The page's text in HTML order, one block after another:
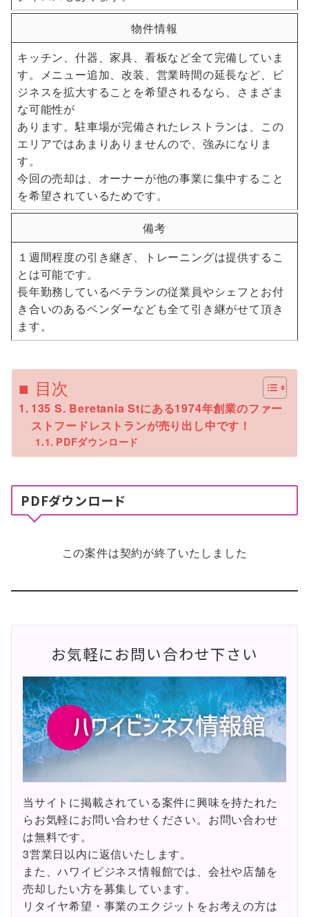
物件情報
キッチン、什器、家具、看板など全て完備していま
す。メニュー追加、改装、営業時間の延長など、ビ
ジネスを拡大することを希望されるなら、さまざま
な可能性が
あります。駐車場が完備されたレストランは、この
エリアではあまりありませんので、強みになりま
す。
今回の売却は、オーナーが他の事業に集中すること
を希望されているためです。
備考
１週間程度の引き継ぎ、トレーニングは提供するこ
とは可能です。
長年勤務しているベテランの従業員やシェフとお付
き合いのあるベンダーなども全て引き継がせて頂き
ます。
■ 目次
135 S. Beretania Stにある1974年創業のファー
ストフードレストランが売り出し中です！
PDFダウンロード
PDFダウンロード
この案件は契約が終了いたしました
お気軽にお問い合わせ下さい
当サイトに掲載されている案件に興味を持たれた
らお気軽にお問い合わせください。お問い合わせ
は無料です。
3営業日以内に返信いたします。
また、ハワイビジネス情報館では、会社や店舗を
売却したい方を募集しています。
リタイヤ希望・事業のエクジットをお考えの方は